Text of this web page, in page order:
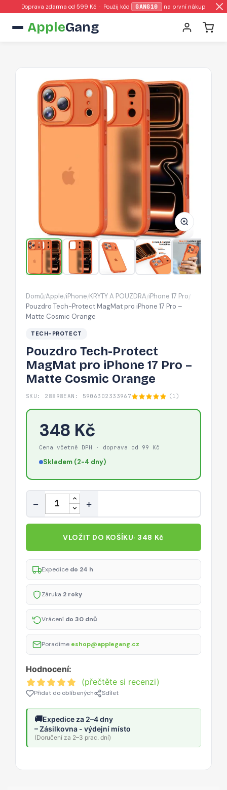
Doprava zdarma od 599 Kč · Použij kód GANG10 na první nákup
AppleGang
Pouzdro
Tech-
MagMat
iPhone
17
Pro
Matte
Orange
Domů/Apple/iPhone/KRYTY A POUZDRA/iPhone 17 Pro/
Pouzdro Tech-Protect MagMat pro iPhone 17 Pro –
Matte Cosmic Orange
TECH-PROTECT
Pouzdro Tech-Protect
MagMat pro iPhone 17 Pro –
Matte Cosmic Orange
SKU: 28898EAN: 5906302333967 (1)
348 Kč
Cena včetně DPH · doprava od 99 Kč
Skladem (2-4 dny)
Množství
− +
VLOŽIT DO KOŠÍKU· 348 Kč
Expedice do 24 h
Záruka 2 roky
Vrácení do 30 dnů
Poradíme eshop@applegang.cz
Hodnocení:
(přečtěte si recenzi)
Přidat do oblíbených Sdílet
🚚Expedice za 2–4 dny
– Zásilkovna - výdejní místo
(Doručení za 2–3 prac. dní)